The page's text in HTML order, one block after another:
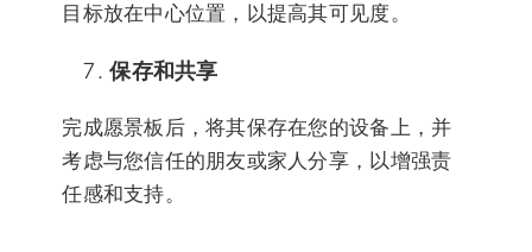
目标放在中心位置，以提高其可见度。
保存和共享
完成愿景板后，将其保存在您的设备上，并
考虑与您信任的朋友或家人分享，以增强责
任感和支持。